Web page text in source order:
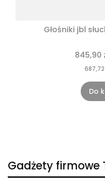
Głośniki jbl
845,90
687,72
Do
Gadżety firmowe